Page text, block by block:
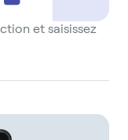
et saisissez